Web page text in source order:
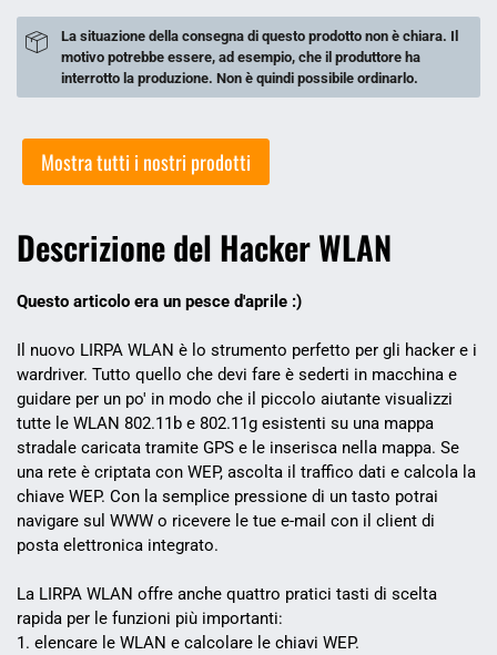
La situazione della consegna di questo prodotto non è chiara. Il
motivo potrebbe essere, ad esempio, che il produttore ha
interrotto la produzione. Non è quindi possibile ordinarlo.
Mostra tutti i nostri prodotti
Descrizione del Hacker WLAN
Questo articolo era un pesce d'aprile :)
Il nuovo LIRPA WLAN è lo strumento perfetto per gli hacker e i
wardriver. Tutto quello che devi fare è sederti in macchina e
guidare per un po' in modo che il piccolo aiutante visualizzi
tutte le WLAN 802.11b e 802.11g esistenti su una mappa
stradale caricata tramite GPS e le inserisca nella mappa. Se
una rete è criptata con WEP, ascolta il traffico dati e calcola la
chiave WEP. Con la semplice pressione di un tasto potrai
navigare sul WWW o ricevere le tue e-mail con il client di
posta elettronica integrato.
La LIRPA WLAN offre anche quattro pratici tasti di scelta
rapida per le funzioni più importanti:
1. elencare le WLAN e calcolare le chiavi WEP.